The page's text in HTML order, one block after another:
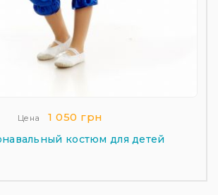
Цена 1 050 грн
костюм для детей